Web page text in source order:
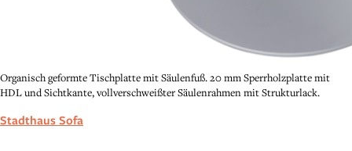
Organisch geformte Tischplatte mit Säulenfuß. 20 mm Sperrholzplatte mit
HDL und Sichtkante, vollverschweißter Säulenrahmen mit Strukturlack.
Stadthaus Sofa